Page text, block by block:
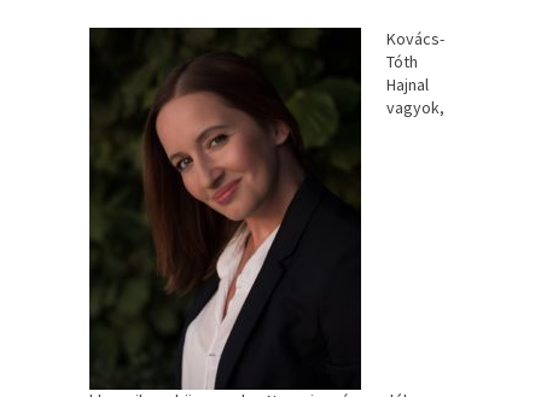
Kovács-
Tóth
Hajnal
vagyok,